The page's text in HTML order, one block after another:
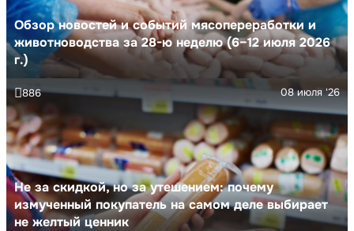
Обзор новостей и событий мясопереработки и
животноводства за 28-ю неделю (6–12 июля 2026
г.)
Не за скидкой, но за утешением: почему
измученный покупатель на самом деле выбирает
не желтый ценник
08 июля '26
886